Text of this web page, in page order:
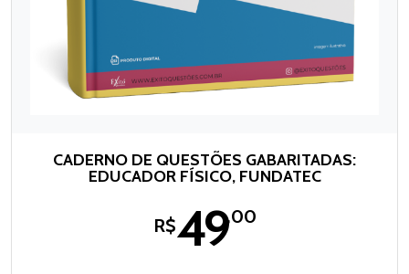
CADERNO DE QUESTÕES GABARITADAS:
EDUCADOR FÍSICO, FUNDATEC
R$49,00